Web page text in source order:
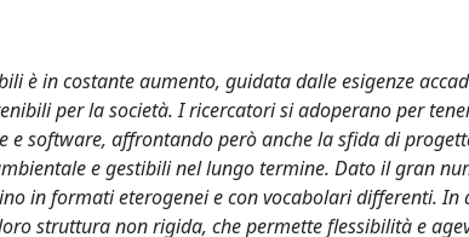
è in costante aumento, guidata dalle esigenze
per la società. I ricercatori si adoperano per
e software, affrontando però anche la sfida di
e gestibili nel lungo termine. Dato il gran
in formati eterogenei e con vocabolari differenti. In
struttura non rigida, che permette flessibilità e